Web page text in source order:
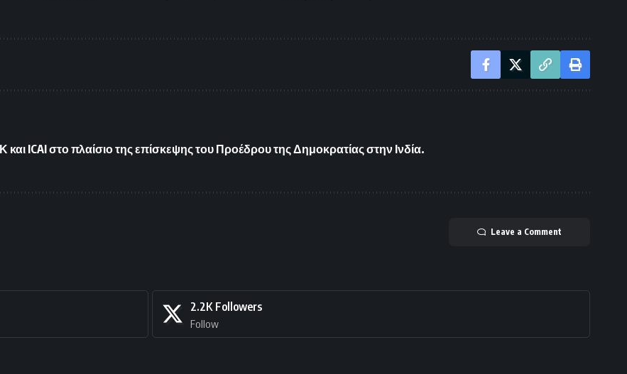
ICAI στο πλαίσιο της επίσκεψης του Προέδρου της Δημοκρατίας στην Ινδία.
Leave a Comment
2.2K Followers
Follow